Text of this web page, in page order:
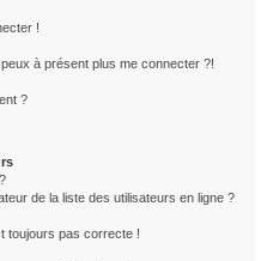
!
à présent plus me connecter ?!
?
de la liste des utilisateurs en ligne ?
toujours pas correcte !